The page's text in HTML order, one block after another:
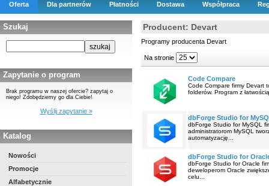
Oferta Dla partnerów Płatności Dostawa Współpraca
Szukaj
Zapytanie o program
Brak programu w naszej ofercie? zapytaj o
niego! Zdobędziemy go dla Ciebie!
Wyślij zapytanie »
Katalog
Nowości
Promocje
Alfabetycznie
Producent: Devart
Programy producenta Devart
Na stronie
Code Compare
Code Compare firmy Devart
folderów. Program z
dbForge Studio for
dbForge Studio for MySQL
administratorom MySQL
automatyzację...
dbForge Studio for
dbForge Studio for Oracle
deweloperom Oracle
celu...